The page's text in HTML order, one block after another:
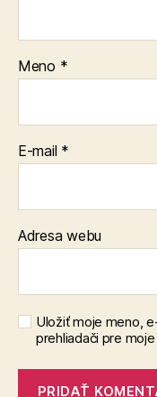
Meno *
E-mail *
Adresa webu
Uložiť moje meno,
prehliadači pre